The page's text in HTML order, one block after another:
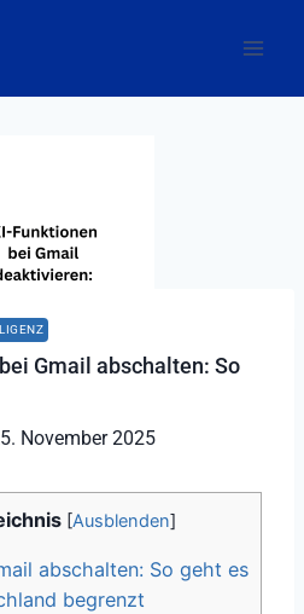
Gmail abschalten: So
November 2025
[Ausblenden]
abschalten: So geht es
begrenzt